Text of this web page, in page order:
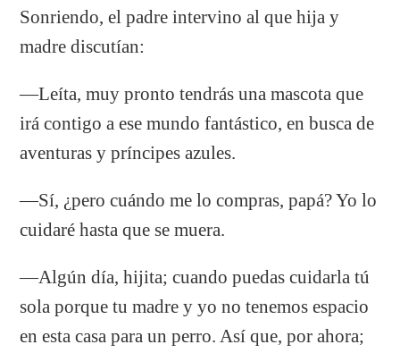
Sonriendo, el padre intervino al que hija y
madre discutían:
—Leíta, muy pronto tendrás una mascota que
irá contigo a ese mundo fantástico, en busca de
aventuras y príncipes azules.
—Sí, ¿pero cuándo me lo compras, papá? Yo lo
cuidaré hasta que se muera.
—Algún día, hijita; cuando puedas cuidarla tú
sola porque tu madre y yo no tenemos espacio
en esta casa para un perro. Así que, por ahora;